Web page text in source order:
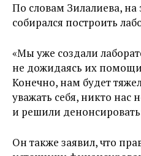
По словам Зилалиева,
собирался построить
«Мы уже создали
не дожидаясь их
Конечно, нам будет
уважать себя, никто нас
и решили
Он также заявил, что